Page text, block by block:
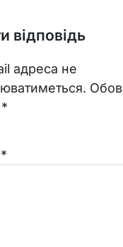
відповідь
адреса не
*
*